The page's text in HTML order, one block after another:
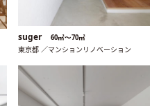
suger 60㎡〜70㎡
東京都 ／マンションリノベーション